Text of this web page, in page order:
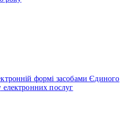
формі засобами Єдиного
електронних послуг